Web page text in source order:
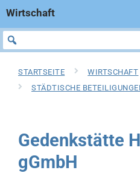
Wirtschaft
STARTSEITE
WIRTSCHAFT
STÄDTISCHE
Gedenkstätte
gGmbH